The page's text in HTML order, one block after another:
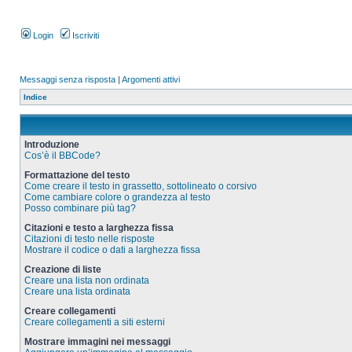
Login Iscriviti
Messaggi senza risposta | Argomenti attivi
Indice
Introduzione
Cos’è il BBCode?
Formattazione del testo
Come creare il testo in grassetto, sottolineato o corsivo
Come cambiare colore o grandezza al testo
Posso combinare più tag?
Citazioni e testo a larghezza fissa
Citazioni di testo nelle risposte
Mostrare il codice o dati a larghezza fissa
Creazione di liste
Creare una lista non ordinata
Creare una lista ordinata
Creare collegamenti
Creare collegamenti a siti esterni
Mostrare immagini nei messaggi